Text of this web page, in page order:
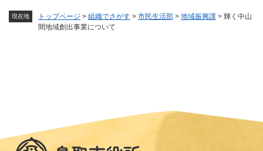
現在地 トップページ > 組織でさがす > 市民生活部 > 地域振興課 > 輝く中山
間地域創出事業について